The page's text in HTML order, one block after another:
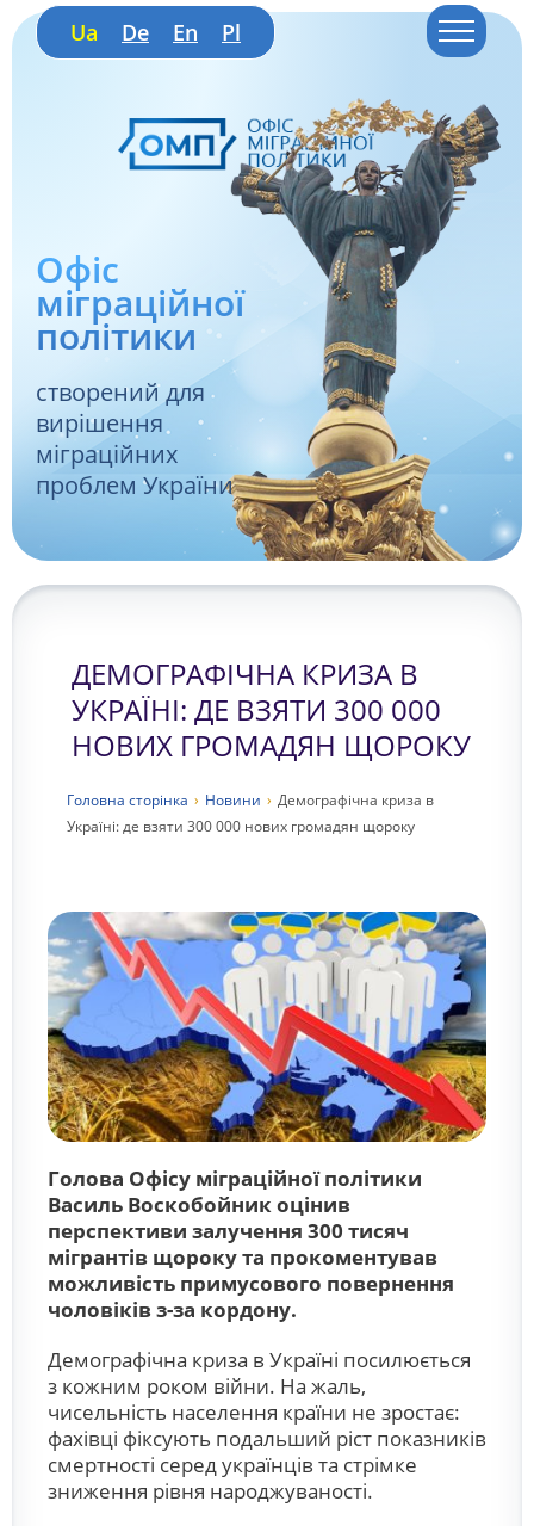
Ua De En Pl
Офіс
міграційної
політики
створений для
вирішення
міграційних
проблем України
ДЕМОГРАФІЧНА КРИЗА В
УКРАЇНІ: ДЕ ВЗЯТИ 300 000
НОВИХ ГРОМАДЯН ЩОРОКУ
Головна сторiнка › Новини › Демографічна криза в
Україні: де взяти 300 000 нових громадян щороку
Голова Офісу міграційної політики
Василь Воскобойник оцінив
перспективи залучення 300 тисяч
мігрантів щороку та прокоментував
можливість примусового повернення
чоловіків з-за кордону.
Демографічна криза в Україні посилюється
з кожним роком війни. На жаль,
чисельність населення країни не зростає:
фахівці фіксують подальший ріст показників
смертності серед українців та стрімке
зниження рівня народжуваності.